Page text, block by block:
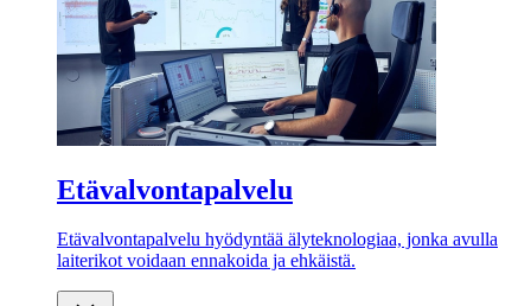
Etävalvontapalvelu
Etävalvontapalvelu hyödyntää älyteknologiaa, jonka avulla
laiterikot voidaan ennakoida ja ehkäistä.